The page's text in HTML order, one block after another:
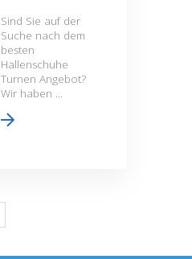
Sind Sie auf der
Suche nach dem
besten
Hallenschuhe
Turnen Angebot?
Wir haben ...